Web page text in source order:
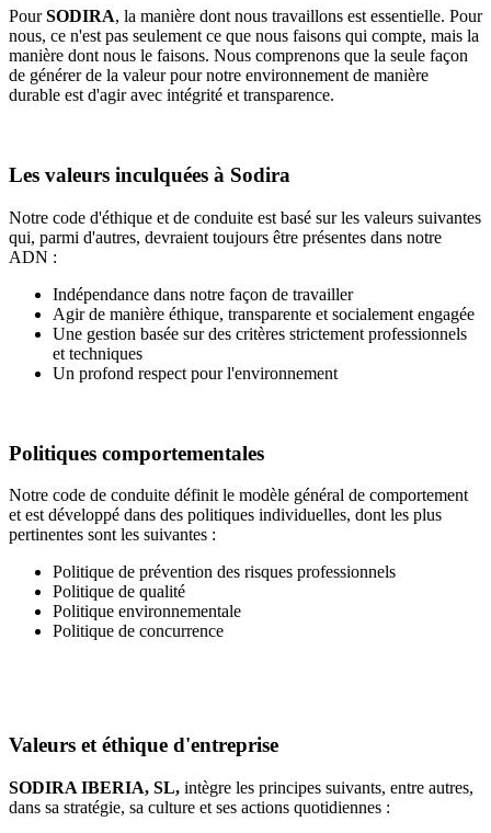
PourSODIRA, la manière dont nous travaillons est essentielle. Pour
nous, ce n'est pas seulement ce que nous faisons qui compte, mais la
manière dont nous le faisons. Nous comprenons que la seule façon
de générer de la valeur pour notre environnement de manière
durable est d'agir avec intégrité et transparence.
Les valeurs inculquées à Sodira
Notre code d'éthique et de conduite est basé sur les valeurs suivantes
qui, parmi d'autres, devraient toujours être présentes dans notre
ADN :
Indépendance dans notre façon de travailler
Agir de manière éthique, transparente et socialement engagée
Une gestion basée sur des critères strictement professionnels
et techniques
Un profond respect pour l'environnement
Politiques comportementales
Notre code de conduite définit le modèle général de comportement
et est développé dans des politiques individuelles, dont les plus
pertinentes sont les suivantes :
Politique de prévention des risques professionnels
Politique de qualité
Politique environnementale
Politique de concurrence
Valeurs et éthique d'entreprise
SODIRA IBERIA, SL, intègre les principes suivants, entre autres,
dans sa stratégie, sa culture et ses actions quotidiennes :